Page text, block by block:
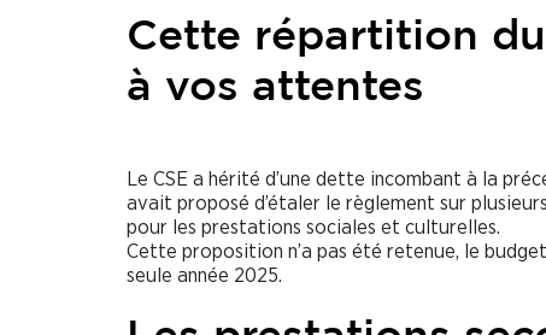
Cette répartition
à vos attentes
Le CSE a hérité d’une dette incombant à la
avait proposé d’étaler le règlement sur
pour les prestations sociales et culturelles.
Cette proposition n’a pas été retenue, le
seule année 2025.